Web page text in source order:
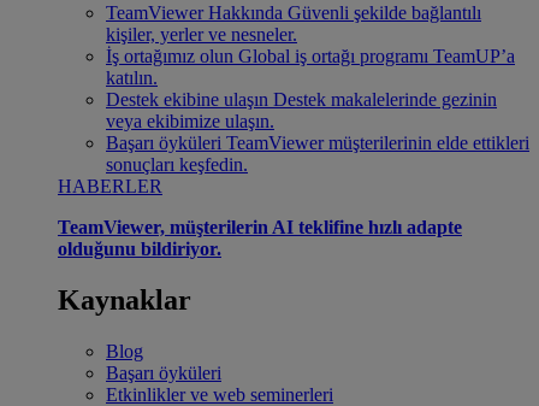
TeamViewer Hakkında Güvenli şekilde bağlantılı
kişiler, yerler ve nesneler.
İş ortağımız olun Global iş ortağı programı TeamUP’a
katılın.
Destek ekibine ulaşın Destek makalelerinde gezinin
veya ekibimize ulaşın.
Başarı öyküleri TeamViewer müşterilerinin elde ettikleri
sonuçları keşfedin.
HABERLER
TeamViewer, müşterilerin AI teklifine hızlı adapte
olduğunu bildiriyor.
Kaynaklar
Blog
Başarı öyküleri
Etkinlikler ve web seminerleri